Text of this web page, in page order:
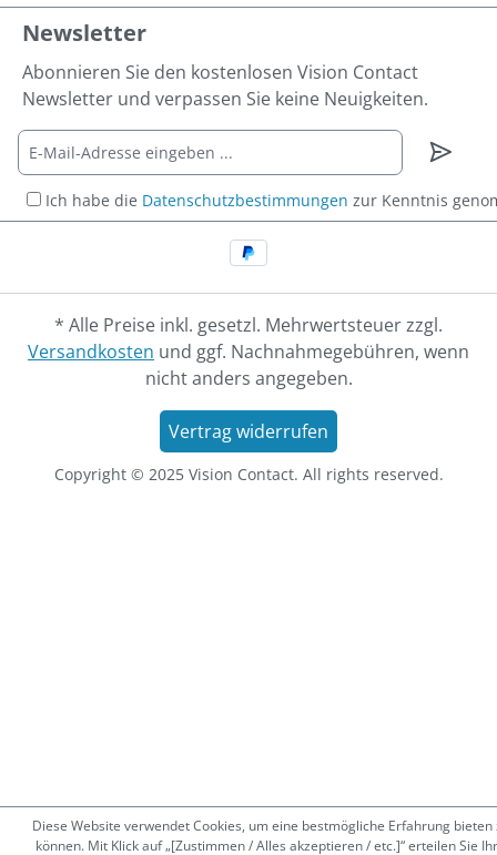
Newsletter
Abonnieren Sie den kostenlosen Vision Contact
Newsletter und verpassen Sie keine Neuigkeiten.
Ich habe die Datenschutzbestimmungen zur Kenntnis
* Alle Preise inkl. gesetzl. Mehrwertsteuer zzgl.
Versandkosten und ggf. Nachnahmegebühren, wenn
nicht anders angegeben.
Vertrag widerrufen
Copyright © 2025 Vision Contact. All rights reserved.
Diese Website verwendet Cookies, um eine bestmögliche Erfahrung bieten
können. Mit Klick auf „[Zustimmen / Alles akzeptieren / etc.]“ erteilen Sie